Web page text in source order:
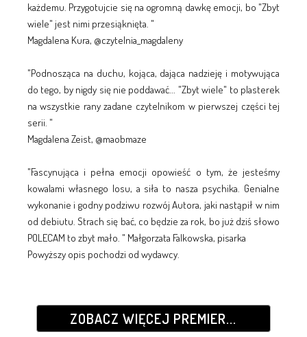
każdemu. Przygotujcie się na ogromną dawkę emocji, bo "Zbyt
wiele" jest nimi przesiąknięta. "
Magdalena Kura, @czytelnia_magdaleny
"Podnosząca na duchu, kojąca, dająca nadzieję i motywująca
do tego, by nigdy się nie poddawać... "Zbyt wiele" to plasterek
na wszystkie rany zadane czytelnikom w pierwszej części tej
serii. "
Magdalena Zeist, @maobmaze
"Fascynująca i pełna emocji opowieść o tym, że jesteśmy
kowalami własnego losu, a siła to nasza psychika. Genialne
wykonanie i godny podziwu rozwój Autora, jaki nastąpił w nim
od debiutu. Strach się bać, co będzie za rok, bo już dziś słowo
POLECAM to zbyt mało. " Małgorzata Falkowska, pisarka
Powyższy opis pochodzi od wydawcy.
ZOBACZ WIĘCEJ PREMIER...